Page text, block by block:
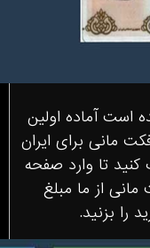
است آماده اولین
مانی برای ایران
تا وارد صفحه
از ما مبلغ
را بزنید.